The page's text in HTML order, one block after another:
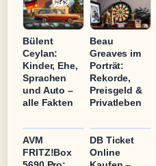
Bülent
Ceylan:
Kinder, Ehe,
Sprachen
und Auto –
alle Fakten
Beau
Greaves im
Porträt:
Rekorde,
Preisgeld &
Privatleben
AVM
FRITZ!Box
DB Ticket
Online